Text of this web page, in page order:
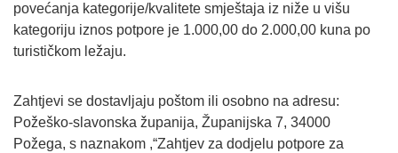
povećanja kategorije/kvalitete smještaja iz niže u višu
kategoriju iznos potpore je 1.000,00 do 2.000,00 kuna po
turističkom ležaju.
Zahtjevi se dostavljaju poštom ili osobno na adresu:
Požeško-slavonska županija, Županijska 7, 34000
Požega, s naznakom ,“Zahtjev za dodjelu potpore za